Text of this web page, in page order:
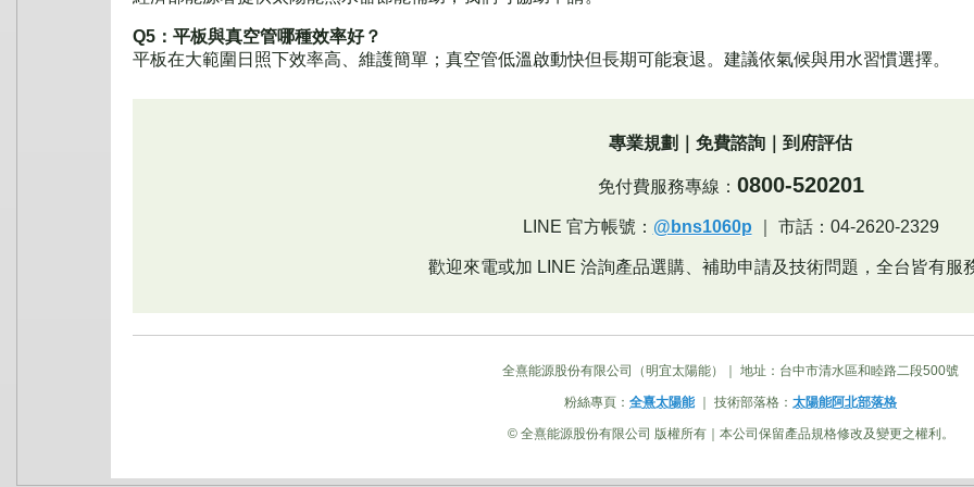
Q5：平板與真空管哪種效率好？
平板在大範圍日照下效率高、維護簡單；真空管低溫啟動快但長期可能衰退。建議依氣候與用水習慣選擇。
專業規劃｜免費諮詢｜到府評估
免付費服務專線： 0800-520201
LINE 官方帳號： @bns1060p ｜ 市話：04-2620-2329
歡迎來電或加 LINE 洽詢產品選購、補助申請及技術問題，全台皆有服
全熹能源股份有限公司（明宜太陽能）｜ 地址：台中市清水區和睦路二段500號
粉絲專頁： 全熹太陽能｜ 技術部落格： 太陽能阿北部落格
© 全熹能源股份有限公司 版權所有｜本公司保留產品規格修改及變更之權利。